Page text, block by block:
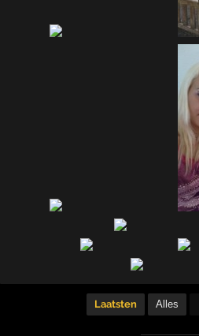
Laatsten Alles